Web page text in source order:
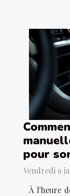
pour
Vendredi 9
À l'heure